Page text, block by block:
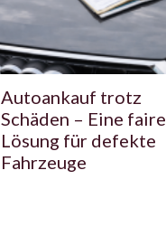
Autoankauf trotz
Schäden – Eine faire
Lösung für defekte
Fahrzeuge